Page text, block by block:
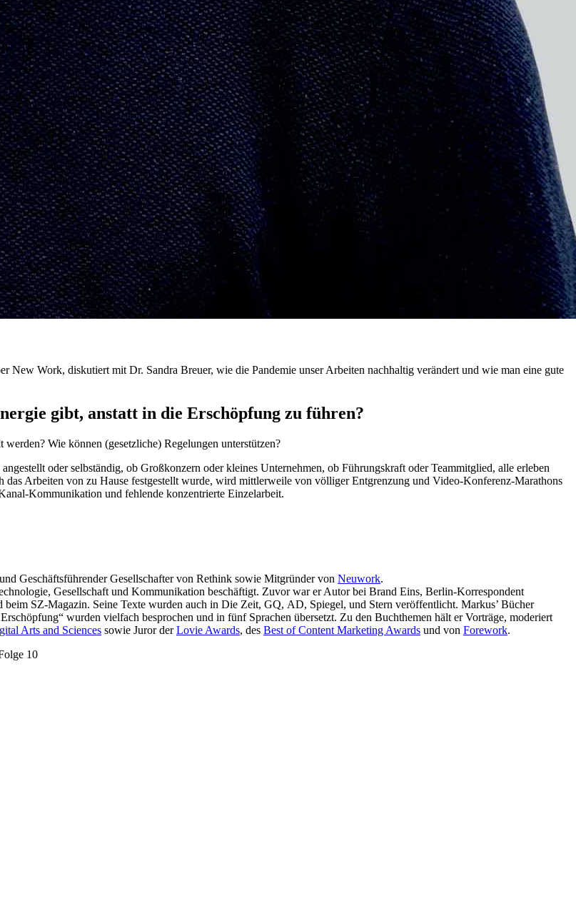
New Work, diskutiert mit Dr. Sandra Breuer, wie die Pandemie unser Arbeiten nachhaltig verändert und wie man eine gute
gibt, anstatt in die Erschöpfung zu führen?
Wie können (gesetzliche) Regelungen unterstützen?
oder selbständig, ob Großkonzern oder kleines Unternehmen, ob Führungskraft oder Teammitglied, alle erleben
Arbeiten von zu Hause festgestellt wurde, wird mittlerweile von völliger Entgrenzung und Video-Konferenz-Marathons
Kommunikation und fehlende konzentrierte Einzelarbeit.
Geschäftsführender Gesellschafter von Rethink sowie Mitgründer von Neuwork.
Gesellschaft und Kommunikation beschäftigt. Zuvor war er Autor bei Brand Eins, Berlin-Korrespondent
SZ-Magazin. Seine Texte wurden auch in Die Zeit, GQ, AD, Spiegel, und Stern veröffentlicht. Markus’ Bücher
wurden vielfach besprochen und in fünf Sprachen übersetzt. Zu den Buchthemen hält er Vorträge, moderiert
Arts and Sciences sowie Juror derLovie Awards, des Best of Content Marketing Awards und von Forework.